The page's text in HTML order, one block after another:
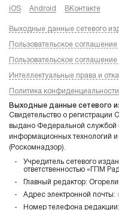
iOS Android ВКонтакте
Выходные данные сетевого
Пользовательское соглашение
Пользовательское
Интеллектуальные права и
Политика конфиденциальности
Выходные данные сетевого
Свидетельство о
выдано Федеральной службой
информационных технологий
(Роскомнадзор).
Учредитель сетевого
ответственностью «ГПМ
Главный редактор:
Адрес электронной почты:
Номер телефона редакции: